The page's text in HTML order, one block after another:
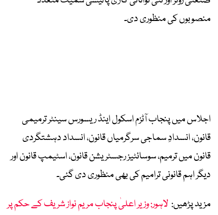
منصوبوں کی منظوری دی۔
اجلاس میں پنجاب آٹزم اسکول اینڈ ریسورس سینٹر ترمیمی
قانون، انسدادِ سماجی سرگرمیاں قانون، انسداد دہشتگردی
قانون میں ترمیم، سوسائٹیز رجسٹریشن قانون، اسٹیمپ قانون اور
دیگر اہم قانونی ترامیم کی بھی منظوری دی گئی۔
مزید پڑھیں: لاہور: وزیر اعلیٰ پنجاب مریم نواز شریف کے حکم پر